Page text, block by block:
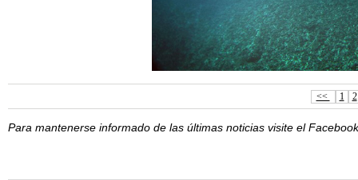
<< 1 2
Para mantenerse informado de las últimas noticias visite el